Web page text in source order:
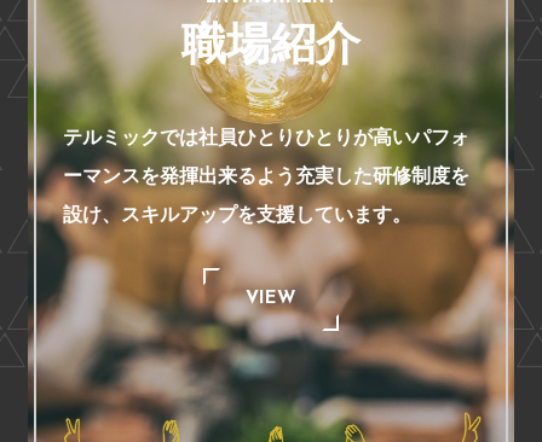
職場紹介
テルミックでは社員ひとりひとりが高いパフォ
ーマンスを発揮出来るよう充実した研修制度を
設け、 スキルアップを支援しています。
VIEW